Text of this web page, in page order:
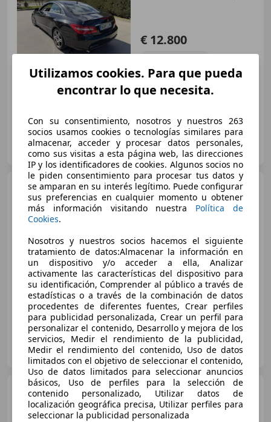
€ 12.800
Sincomparación
125 kW (170 CV)
Autos del Norte
ES-09007 BURGOS
Mercedes-Benz E 220CDI
DPF BlueEFFICIENCY Automatik
€ 12.700
Sin comparación
06/2011 390.000 km Diésel 125 kW (170 CV)
Particular
ES-42066 Valencia
Mercedes-Benz E 220 d
berlina
Utilizamos cookies. Para que pueda
encontrar lo que necesita.
Con su consentimiento, nosotros y nuestros 263
socios usamos cookies o tecnologías similares para
almacenar, acceder y procesar datos personales,
como sus visitas a esta página web, las direcciones
IP y los identificadores de cookies. Algunos socios no
le piden consentimiento para procesar tus datos y
se amparan en su interés legítimo. Puede configurar
sus preferencias en cualquier momento u obtener
más información visitando nuestra Política de
Cookies.
Nosotros y nuestros socios hacemos el siguiente
tratamiento de datos:Almacenar la información en
un dispositivo y/o acceder a ella, Analizar
activamente las características del dispositivo para
su identificación, Comprender al público a través de
estadísticas o a través de la combinación de datos
procedentes de diferentes fuentes, Crear perfiles
para publicidad personalizada, Crear un perfil para
personalizar el contenido, Desarrollo y mejora de los
servicios, Medir el rendimiento de la publicidad,
Medir el rendimiento del contenido, Uso de datos
limitados con el objetivo de seleccionar el contenido,
Uso de datos limitados para seleccionar anuncios
básicos, Uso de perfiles para la selección de
contenido personalizado, Utilizar datos de
localización geográfica precisa, Utilizar perfiles para
seleccionar la publicidad personalizada